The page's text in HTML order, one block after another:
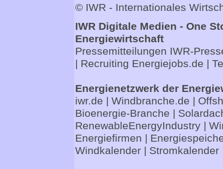
© IWR - Internationales
IWR Digitale Medien - One
Energiewirtschaft
Pressemitteilungen IWR-
| Recruiting Energiejobs.de |
Energienetzwerk der
iwr.de | Windbranche.de |
Bioenergie-Branche |
RenewableEnergyIndustry|
Energiefirmen |
Windkalender| Stromkalender